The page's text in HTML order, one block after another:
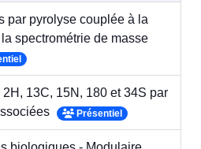
par pyrolyse couplée à la
spectrométrie de masse
13C, 15N, 180 et 34S par
Présentiel